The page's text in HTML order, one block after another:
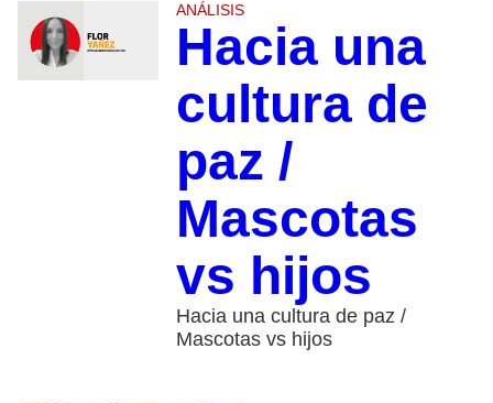
ANÁLISIS
Hacia una
cultura de
paz /
Mascotas
vs hijos
Hacia una cultura de paz /
Mascotas vs hijos